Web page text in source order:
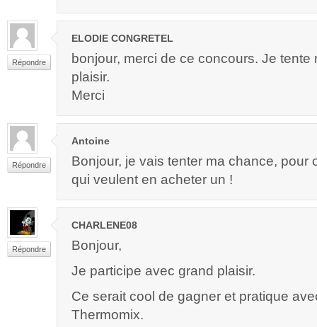
Répondre
ELODIE CONGRETEL
bonjour, merci de ce concours. Je
plaisir.
Merci
Répondre
Antoine
Bonjour, je vais tenter ma chance, pour
qui veulent en acheter un !
Répondre
CHARLENE08
Bonjour,
Je participe avec grand plaisir.
Ce serait cool de gagner et pratique
Thermomix.